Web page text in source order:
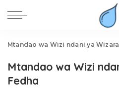
Mtandao wa Wizi ndani ya
Mtandao wa Wizi
Fedha